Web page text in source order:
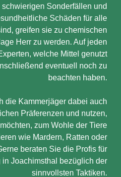
Sonderfällen und
Schäden für alle
greifen sie zu chemischen
Herr zu werden. Auf jeden
welche Mittel genutzt
eventuell noch zu
beachten haben.
die Kammerjäger dabei auch
Präferenzen und nutzen,
zum Wohle der Tiere
wie Mardern, Ratten oder
beraten Sie die Profis für
Joachimsthal bezüglich der
sinnvollsten Taktiken.